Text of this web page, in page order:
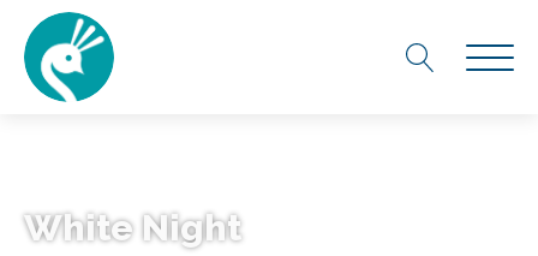
White Night